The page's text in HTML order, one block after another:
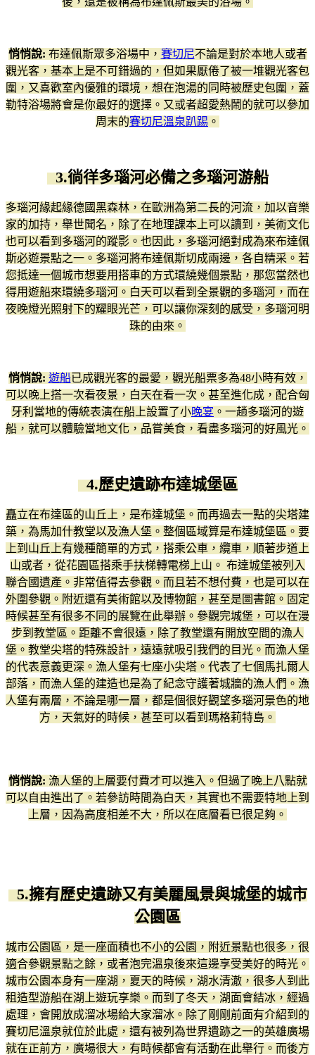
悄悄說: 布達佩斯眾多浴場中， 賽切尼不論是對於本地人或者
觀光客，基本上是不可錯過的，但如果厭倦了被一堆觀光客包
圍，又喜歡室內優雅的環境，想在泡湯的同時被歷史包圍，蓋
勒特浴場將會是你最好的選擇。又或者超愛熱鬧的就可以參加
周末的賽切尼溫泉趴踢 。
3.徜徉多瑙河必備之多瑙河游船
多瑙河緣起緣德國黑森林，在歐洲為第二長的河流，加以音樂
家的加持，舉世聞名，除了在地理課本上可以讀到，美術文化
也可以看到多瑙河的蹤影。也因此，多瑙河絕對成為來布達佩
斯必遊景點之一。多瑙河將布達佩斯切成兩邊，各自精采。若
您抵達一個城市想要用搭車的方式環繞幾個景點，那您當然也
得用遊船來環繞多瑙河。白天可以看到全景觀的多瑙河，而在
夜晚燈光照射下的耀眼光芒，可以讓你深刻的感受，多瑙河明
珠的由來。
悄悄說: 遊船已成觀光客的最愛，觀光船票多為48小時有效，
可以晚上搭一次看夜景，白天在看一次。甚至進化成，配合匈
牙利當地的傳統表演在船上設置了小晚宴 。一趟多瑙河的遊
船，就可以體驗當地文化，品嘗美食，看盡多瑙河的好風光。
4.歷史遺跡布達城堡區
矗立在布達區的山丘上，是布達城堡。而再過去一點的尖塔建
築，為馬加什教堂以及漁人堡。整個區域算是布達城堡區。要
上到山丘上有幾種簡單的方式，搭乘公車，纜車，順著步道上
山或者，從花園區搭乘手扶梯轉電梯上山。 布達城堡被列入
聯合國遺產。非常值得去參觀。而且若不想付費，也是可以在
外圍參觀。附近還有美術館以及博物館，甚至是圖書館。固定
時候甚至有很多不同的展覽在此舉辦。參觀完城堡，可以在漫
步到教堂區。距離不會很遠，除了教堂還有開放空間的漁人
堡。教堂尖塔的特殊設計，遠遠就吸引我們的目光。而漁人堡
的代表意義更深。漁人堡有七座小尖塔。代表了七個馬扎爾人
部落，而漁人堡的建造也是為了紀念守護著城牆的漁人們。漁
人堡有兩層，不論是哪一層，都是個很好觀望多瑙河景色的地
方，天氣好的時候，甚至可以看到瑪格莉特島。
悄悄說: 漁人堡的上層要付費才可以進入。但過了晚上八點就
可以自由進出了。若參訪時間為白天，其實也不需要特地上到
上層，因為高度相差不大，所以在底層看已很足夠。
5.擁有歷史遺跡又有美麗風景與城堡的城市
公園區
城市公園區，是一座面積也不小的公園，附近景點也很多，很
適合參觀景點之餘，或者泡完溫泉後來這邊享受美好的時光。
城市公園本身有一座湖，夏天的時候，湖水清澈，很多人到此
租造型游船在湖上遊玩享樂。而到了冬天，湖面會結冰，經過
處理，會開放成溜冰場給大家溜冰。除了剛剛前面有介紹到的
賽切尼溫泉就位於此處，還有被列為世界遺跡之一的英雄廣場
就在正前方，廣場很大，有時候都會有活動在此舉行。而後方